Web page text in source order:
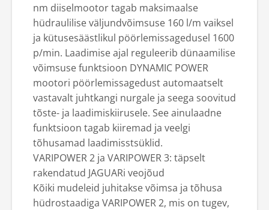
nm diiselmootor tagab maksimaalse
hüdraulilise väljundvõimsuse 160 l/m vaiksel
ja kütusesäästlikul pöörlemissagedusel 1600
p/min. Laadimise ajal reguleerib dünaamilise
võimsuse funktsioon DYNAMIC POWER
mootori pöörlemissagedust automaatselt
vastavalt juhtkangi nurgale ja seega soovitud
tõste- ja laadimiskiirusele. See ainulaadne
funktsioon tagab kiiremad ja veelgi
tõhusamad laadimisstsüklid.
VARIPOWER 2 ja VARIPOWER 3: täpselt
rakendatud JAGUARi veojõud
Kõiki mudeleid juhitakse võimsa ja tõhusa
hüdrostaadiga VARIPOWER 2, mis on tugev,